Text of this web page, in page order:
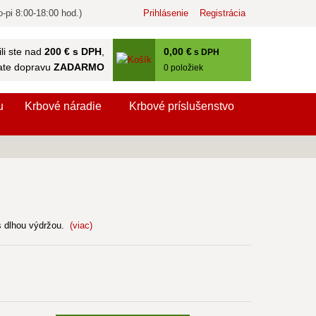
ste nad 200 € s DPH ,
dopravu ZADARMO
0,00 € s DPH
0 položiek
Prihlásenie Registrácia
pi 8:00-18:00 hod.)
Krbové náradie Krbové príslušenstvo
dlhou výdržou. (viac)